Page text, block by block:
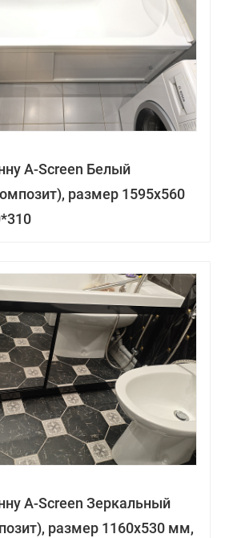
A-Screen Белый
размер 1595х560
A-Screen Зеркальный
размер 1160х530 мм,